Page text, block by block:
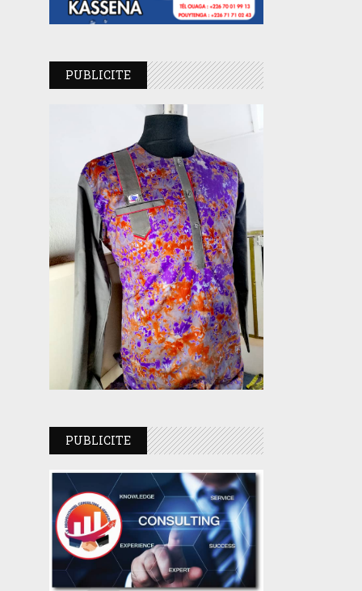
PUBLICITE
PUBLICITE